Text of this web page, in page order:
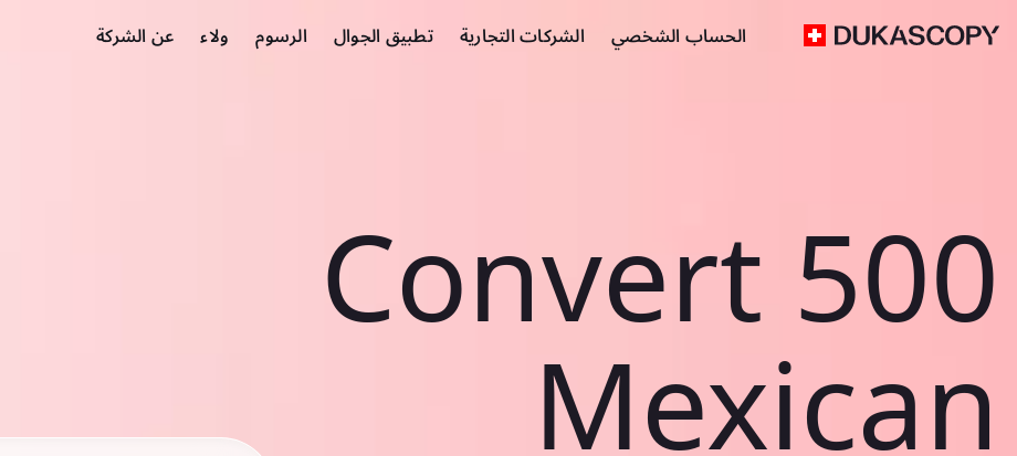
الحساب الشخصي الشركات التجارية تطبيق الجوال الرسوم ولاء عن الشركة
Convert 500
Mexican